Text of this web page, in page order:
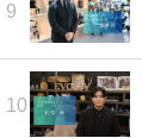
9
10